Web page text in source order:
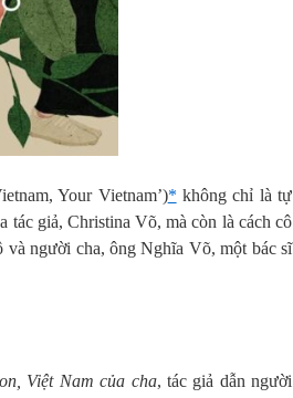
Your Vietnam’)* không chỉ là tự
tác giả, Christina Võ, mà còn là cách cô
và người cha, ông Nghĩa Võ, một bác sĩ
Việt Nam của cha, tác giả dẫn người